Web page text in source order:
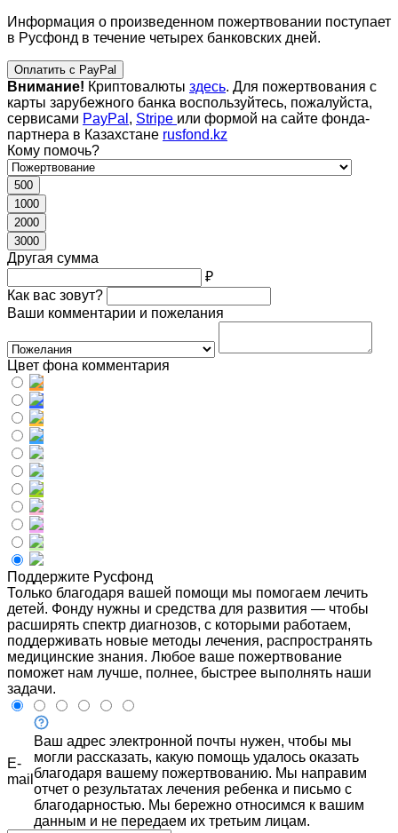
Информация о произведенном пожертвовании поступает
в Русфонд в течение четырех банковских дней.
Оплатить с PayPal
Внимание! Криптовалюты здесь. Для пожертвования с
карты зарубежного банка воспользуйтесь, пожалуйста,
сервисами PayPal , Stripe или формой на сайте фонда-
партнера в Казахстане rusfond.kz
Кому помочь?
500
1000
2000
3000
Другая сумма
₽
Как вас зовут?
Ваши комментарии и пожелания
Цвет фона комментария
Поддержите Русфонд
Только благодаря вашей помощи мы помогаем лечить
детей. Фонду нужны и средства для развития — чтобы
расширять спектр диагнозов, с которыми работаем,
поддерживать новые методы лечения, распространять
медицинские знания. Любое ваше пожертвование
поможет нам лучше, полнее, быстрее выполнять наши
задачи.
E-
mail
Ваш адрес электронной почты нужен, чтобы мы
могли рассказать, какую помощь удалось оказать
благодаря вашему пожертвованию. Мы направим
отчет о результатах лечения ребенка и письмо с
благодарностью. Мы бережно относимся к вашим
данным и не передаем их третьим лицам.